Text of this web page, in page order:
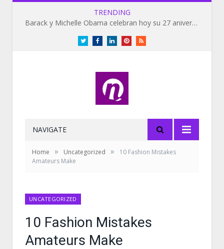
TRENDING
Barack y Michelle Obama celebran hoy su 27 aniversario de bodas
TwitterFacebookLinkedInPinterestRSS
NAVIGATE
Home » Uncategorized »
10 Fashion Mistakes
Amateurs Make
UNCATEGORIZED
10 Fashion Mistakes
Amateurs Make